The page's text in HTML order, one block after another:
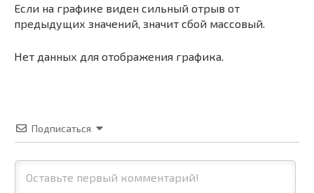
Если на графике виден сильный отрыв от
предыдущих значений, значит сбой массовый.
Нет данных для отображения графика.
Подписаться